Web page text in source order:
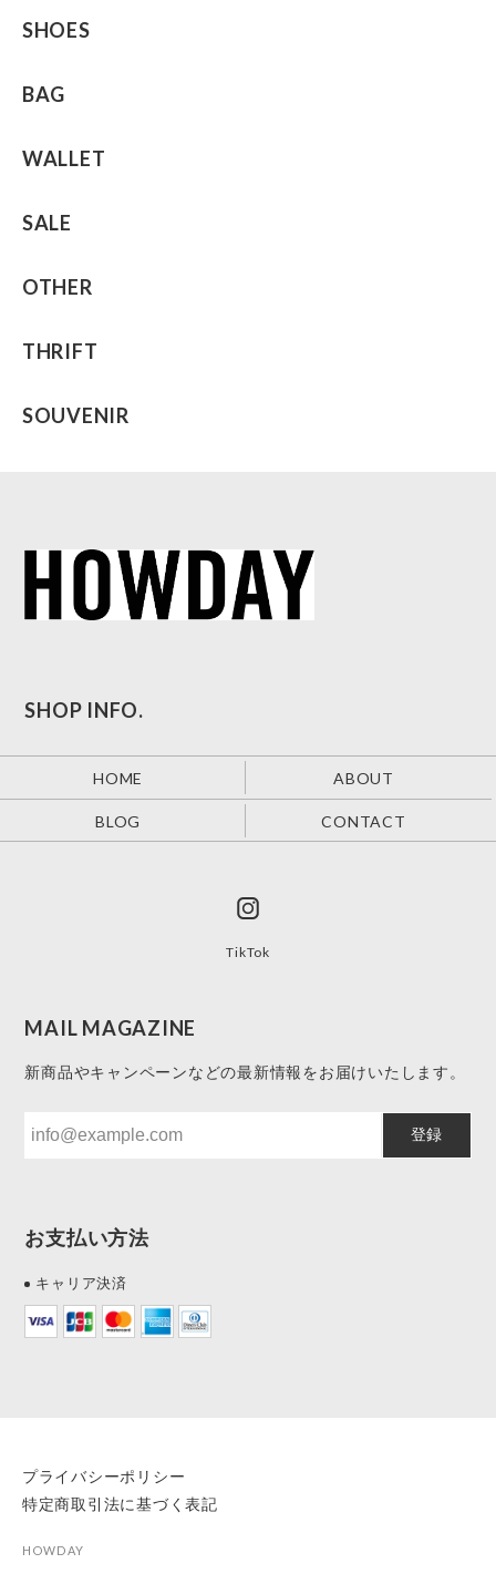
SHOES
BAG
WALLET
SALE
OTHER
THRIFT
SOUVENIR
SHOP INFO.
HOME ABOUT
BLOG CONTACT
TikTok
MAIL MAGAZINE
新商品やキャンペーンなどの最新情報をお届けいたします。
登録
お支払い方法
キャリア決済
プライバシーポリシー
特定商取引法に基づく表記
HOWDAY